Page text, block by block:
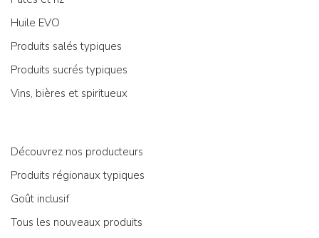
Huile EVO
Produits salés typiques
Produits sucrés typiques
Vins, bières et spiritueux
Découvrez nos producteurs
Produits régionaux typiques
Goût inclusif
Tous les nouveaux produits